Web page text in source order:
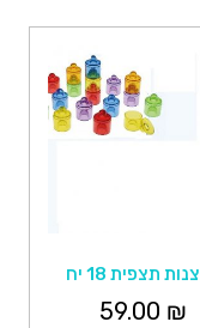
תצפית 18 יח
59.00 ₪